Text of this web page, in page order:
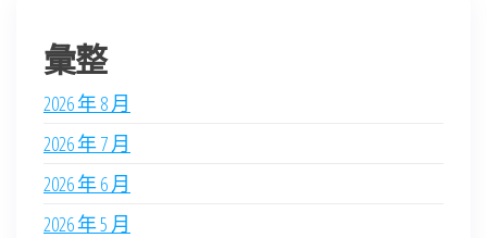
彙整
2026 年 8 月
2026 年 7 月
2026 年 6 月
2026 年 5 月